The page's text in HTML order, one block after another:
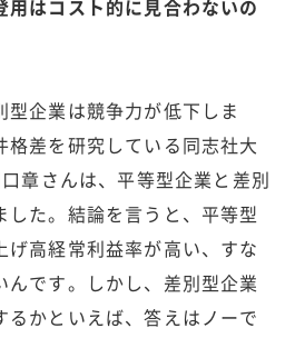
用はコスト的に見合わないの
型企業は競争力が低下しま
格差を研究している同志社大
章さんは、平等型企業と差別
した。結論を言うと、平等型
高経常利益率が高い、すな
んです。しかし、差別型企業
るかといえば、答えはノーで